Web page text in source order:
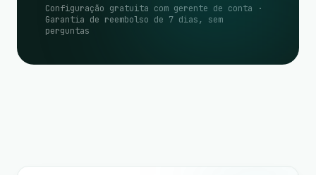
Configuração gratuita com gerente de conta ·
Garantia de reembolso de 7 dias, sem
perguntas